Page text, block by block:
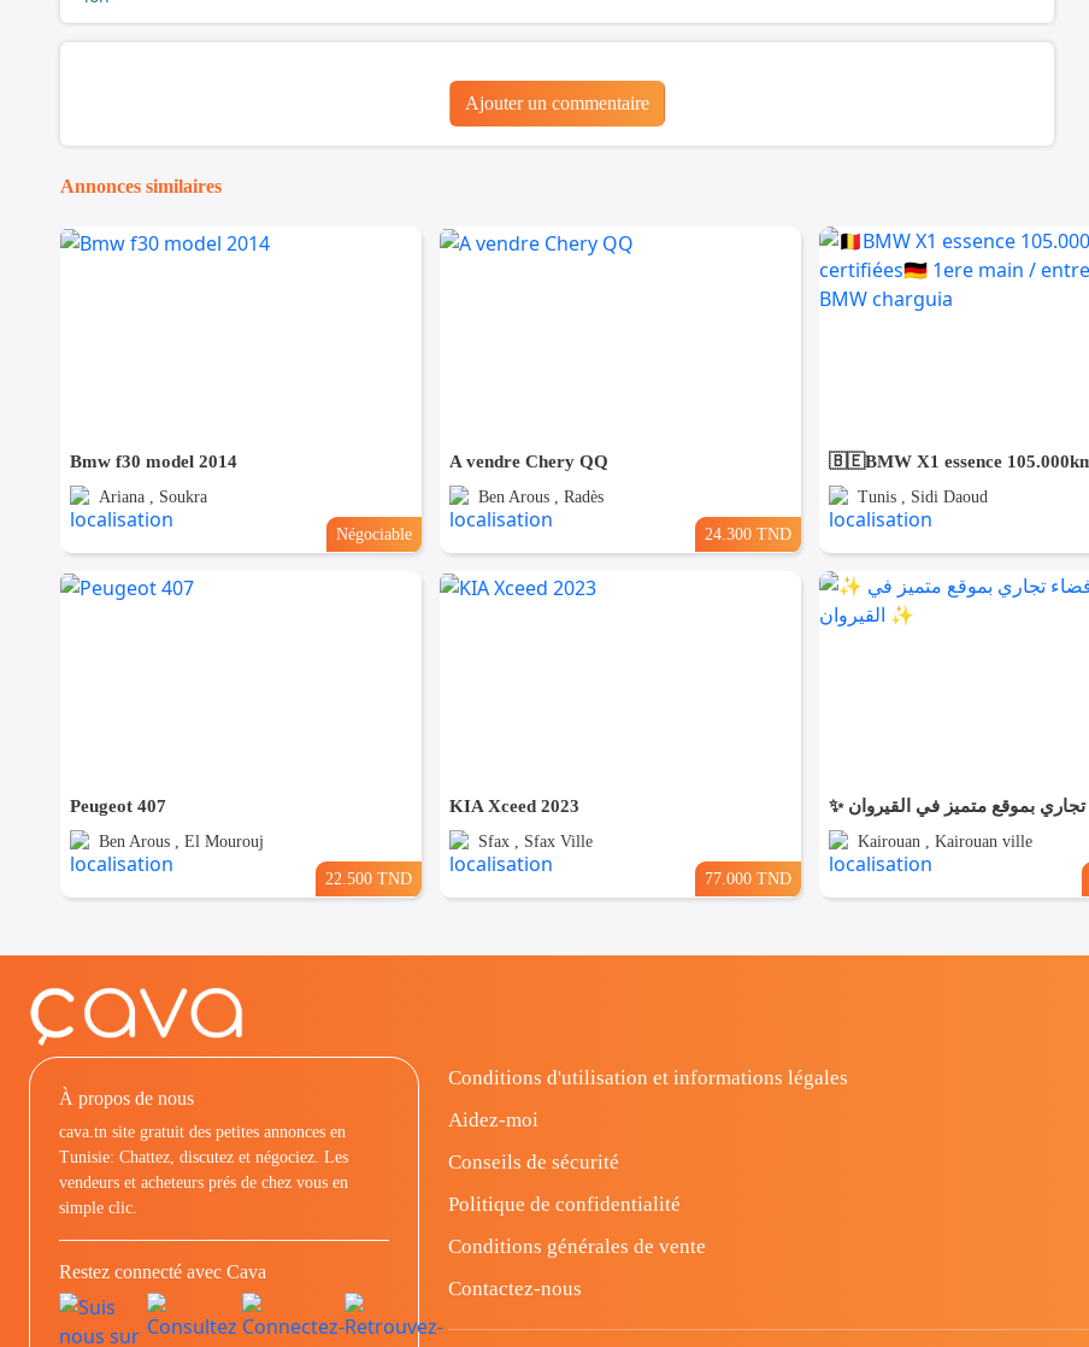
Ajouter un commentaire
Annonces similaires
Bmw f30 model 2014
Ariana , Soukra
Négociable
A vendre Chery QQ
Ben Arous , Radès
24.300 TND
Tunis , Sidi Daoud
Peugeot 407
Ben Arous , El Mourouj
22.500 TND
KIA Xceed 2023
Sfax , Sfax Ville
77.000 TND
Kairouan , Kairouan ville
À propos de nous
cava.tn site gratuit des petites annonces en
Tunisie: Chattez, discutez et négociez. Les
vendeurs et acheteurs prés de chez vous en
simple clic.
Restez connecté avec Cava
Conditions d'utilisation et informations légales
Aidez-moi
Conseils de sécurité
Politique de confidentialité
Conditions générales de vente
Contactez-nous